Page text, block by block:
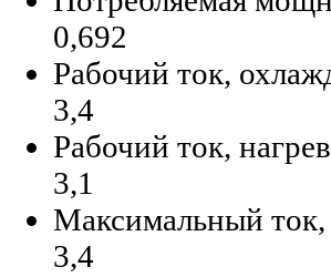
0,692
Рабочий ток,
3,4
Рабочий ток,
3,1
Максимальный
3,4